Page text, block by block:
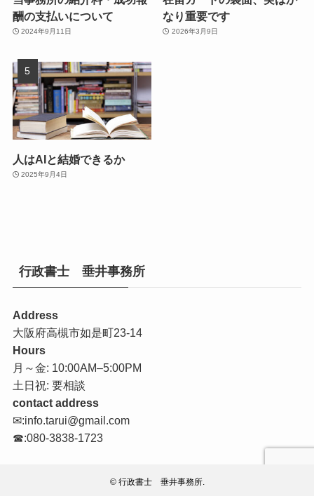
酬の支払いについて
2024年9月11日
なり重要です
2026年3月9日
人はAIと結婚できるか
2025年9月4日
行政書士 垂井事務所
Address
大阪府高槻市如是町23-14
Hours
月～金: 10:00AM–5:00PM
土日祝: 要相談
contact address
✉:info.tarui@gmail.com
☎:080-3838-1723
©行政書士 垂井事務所.